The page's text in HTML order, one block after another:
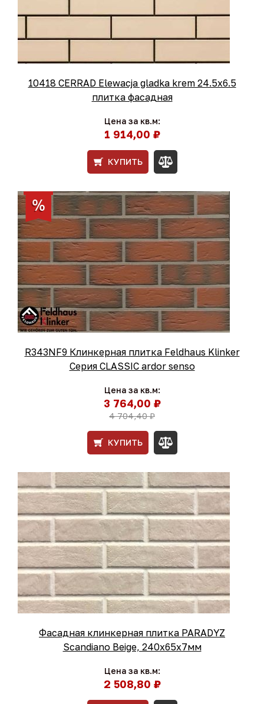
10418 CERRAD Elewacja gladka krem 24.5x6.5
плитка фасадная
Цена за кв.м:
1 914,00 ₽
КУПИТЬ
R343NF9 Клинкерная плитка Feldhaus Klinker
Серия CLASSIC ardor senso
Цена за кв.м:
3 764,00 ₽
4 704,40 ₽
КУПИТЬ
Фасадная клинкерная плитка PARADYZ
Scandiano Beige, 240x65x7мм
Цена за кв.м:
2 508,80 ₽